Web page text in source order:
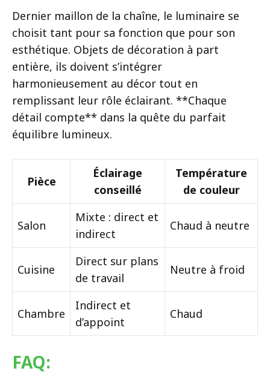
Dernier maillon de la chaîne, le luminaire se
choisit tant pour sa fonction que pour son
esthétique. Objets de décoration à part
entière, ils doivent s’intégrer
harmonieusement au décor tout en
remplissant leur rôle éclairant. **Chaque
détail compte** dans la quête du parfait
équilibre lumineux.
Pièce
Éclairage
conseillé
Température
de couleur
Salon
Mixte : direct et
indirect
Chaud à neutre
Cuisine
Direct sur plans
de travail
Neutre à froid
Chambre
Indirect et
d’appoint
Chaud
FAQ: